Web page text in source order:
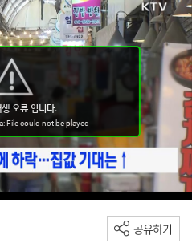
공유하기